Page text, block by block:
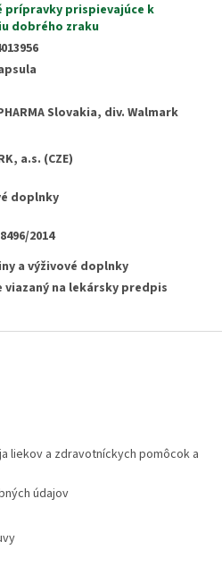
prípravky prispievajúce k
dobrého zraku
Slovakia, div. Walmark
a.s. (CZE)
doplnky
2014
a výživové doplnky
viazaný na lekársky predpis
liekov a zdravotníckych pomôcok a
údajov